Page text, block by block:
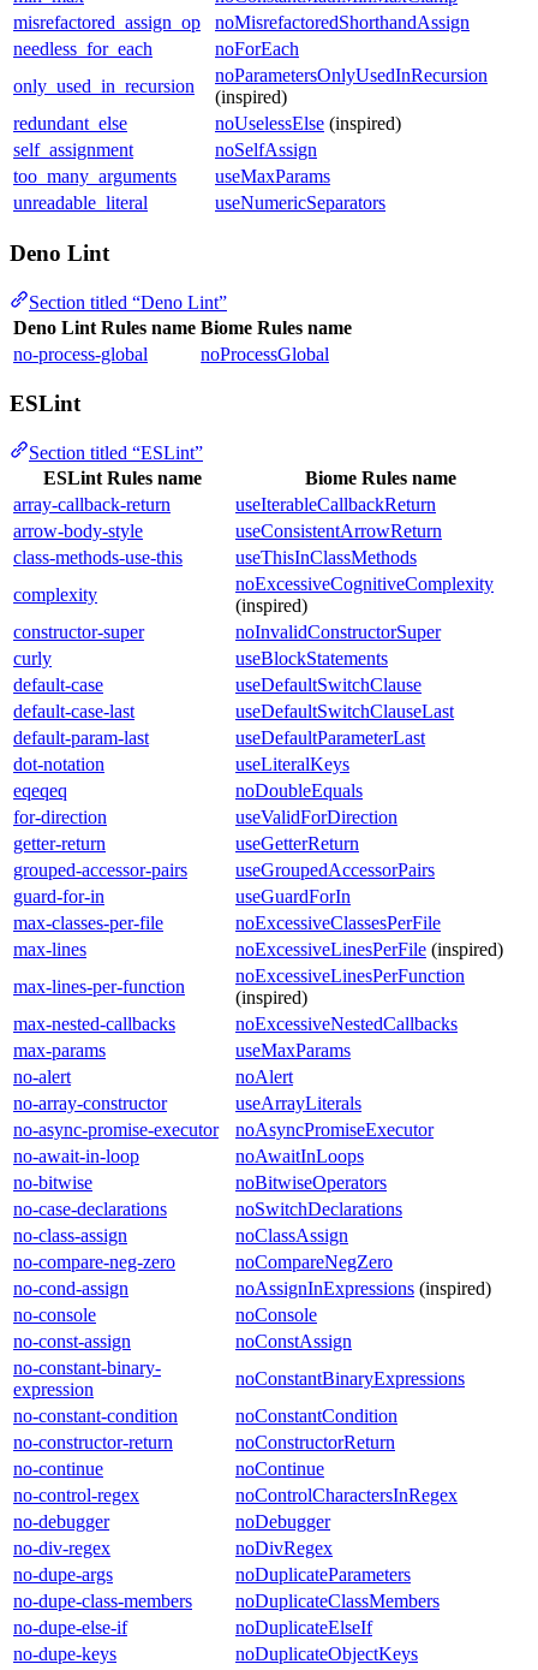
misrefactored_assign_op
noMisrefactoredShorthandAssign
needless_for_each
noForEach
only_used_in_recursion
noParametersOnlyUsedInRecursion
(inspired)
redundant_else
noUselessElse (inspired)
self_assignment
noSelfAssign
too_many_arguments
useMaxParams
unreadable_literal
useNumericSeparators
Deno Lint
Section titled “Deno Lint”
Deno Lint Rules name Biome Rules name
no-process-global
noProcessGlobal
ESLint
Section titled “ESLint”
ESLint Rules name
Biome Rules name
array-callback-return
useIterableCallbackReturn
arrow-body-style
useConsistentArrowReturn
class-methods-use-this
useThisInClassMethods
complexity
noExcessiveCognitiveComplexity
(inspired)
constructor-super
noInvalidConstructorSuper
curly
useBlockStatements
default-case
useDefaultSwitchClause
default-case-last
useDefaultSwitchClauseLast
default-param-last
useDefaultParameterLast
dot-notation
useLiteralKeys
eqeqeq
noDoubleEquals
for-direction
useValidForDirection
getter-return
useGetterReturn
grouped-accessor-pairs
useGroupedAccessorPairs
guard-for-in
useGuardForIn
max-classes-per-file
noExcessiveClassesPerFile
max-lines
noExcessiveLinesPerFile (inspired)
max-lines-per-function
noExcessiveLinesPerFunction
(inspired)
max-nested-callbacks
noExcessiveNestedCallbacks
max-params
useMaxParams
no-alert
noAlert
no-array-constructor
useArrayLiterals
no-async-promise-executor
noAsyncPromiseExecutor
no-await-in-loop
noAwaitInLoops
no-bitwise
noBitwiseOperators
no-case-declarations
noSwitchDeclarations
no-class-assign
noClassAssign
no-compare-neg-zero
noCompareNegZero
no-cond-assign
noAssignInExpressions (inspired)
no-console
noConsole
no-const-assign
noConstAssign
no-constant-binary-
expression
noConstantBinaryExpressions
no-constant-condition
noConstantCondition
no-constructor-return
noConstructorReturn
no-continue
noContinue
no-control-regex
noControlCharactersInRegex
no-debugger
noDebugger
no-div-regex
noDivRegex
no-dupe-args
noDuplicateParameters
no-dupe-class-members
noDuplicateClassMembers
no-dupe-else-if
noDuplicateElseIf
no-dupe-keys
noDuplicateObjectKeys